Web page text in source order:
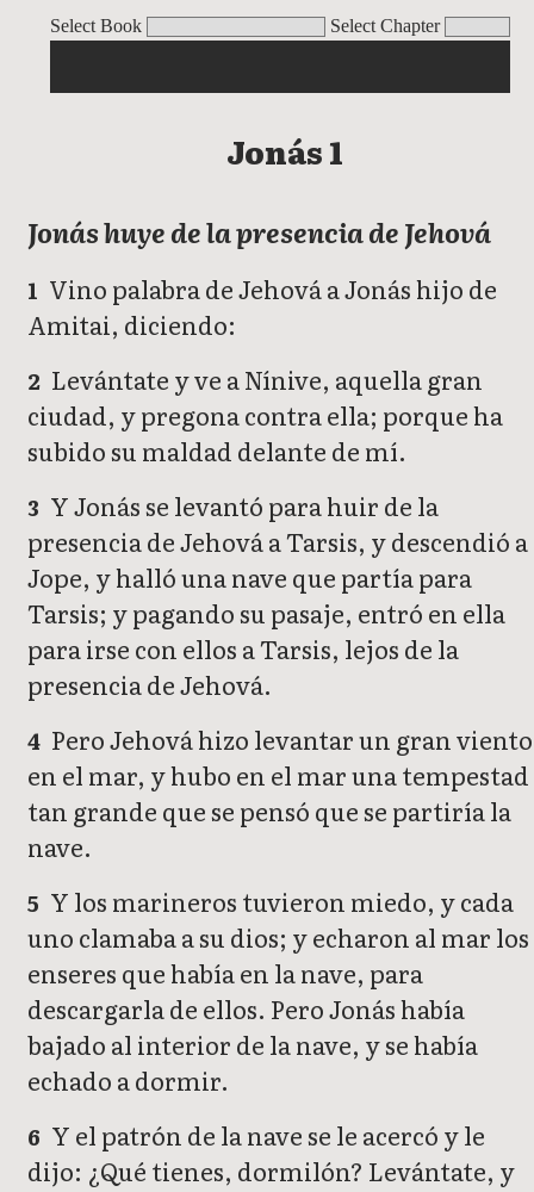
Select Book Select Chapter
Jonás 1
Jonás huye de la presencia de Jehová
1 Vino palabra de Jehová a Jonás hijo de
Amitai, diciendo:
2 Levántate y ve a Nínive, aquella gran
ciudad, y pregona contra ella; porque ha
subido su maldad delante de mí.
3 Y Jonás se levantó para huir de la
presencia de Jehová a Tarsis, y descendió a
Jope, y halló una nave que partía para
Tarsis; y pagando su pasaje, entró en ella
para irse con ellos a Tarsis, lejos de la
presencia de Jehová.
4 Pero Jehová hizo levantar un gran viento
en el mar, y hubo en el mar una tempestad
tan grande que se pensó que se partiría la
nave.
5 Y los marineros tuvieron miedo, y cada
uno clamaba a su dios; y echaron al mar los
enseres que había en la nave, para
descargarla de ellos. Pero Jonás había
bajado al interior de la nave, y se había
echado a dormir.
6 Y el patrón de la nave se le acercó y le
dijo: ¿Qué tienes, dormilón? Levántate, y